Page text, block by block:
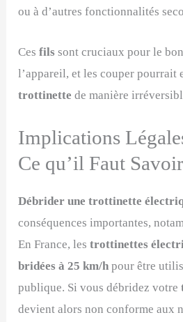
ou à d’autres fonctionnalités
Cesfilssont cruciaux pour le
l’appareil, et les couper pourrait
trottinette de manière
Implications
Ce qu’il Faut Savoir
Débrider une trottinette
conséquences importantes,
En France, lestrottinettes
bridées à 25 km/h pour être
publique. Si vous débridez votre
devient alors non conforme aux